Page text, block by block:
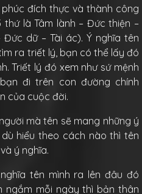
đích thực và thành công
là Tâm lành – Đức thiện –
dữ – Tài ác). Ý nghĩa tên
ra triết lý, bạn có thể lấy đó
Triết lý đó xem như sứ mệnh
đi trên con đường chính
của cuộc đời.
mà tên sẽ mang những ý
dù hiểu theo cách nào thì tên
ý nghĩa.
tên mình ra lên đâu đó
ngắm mỗi ngày thì bản thân